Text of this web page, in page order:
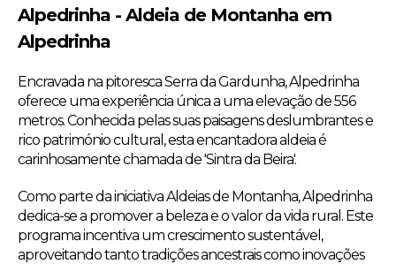
Alpedrinha - Aldeia de Montanha em
Alpedrinha
Encravada na pitoresca Serra da Gardunha, Alpedrinha
oferece uma experiência única a uma elevação de 556
metros. Conhecida pelas suas paisagens deslumbrantes e
rico património cultural, esta encantadora aldeia é
carinhosamente chamada de 'Sintra da Beira'.
Como parte da iniciativa Aldeias de Montanha, Alpedrinha
dedica-se a promover a beleza e o valor da vida rural. Este
programa incentiva um crescimento sustentável,
aproveitando tanto tradições ancestrais como inovações